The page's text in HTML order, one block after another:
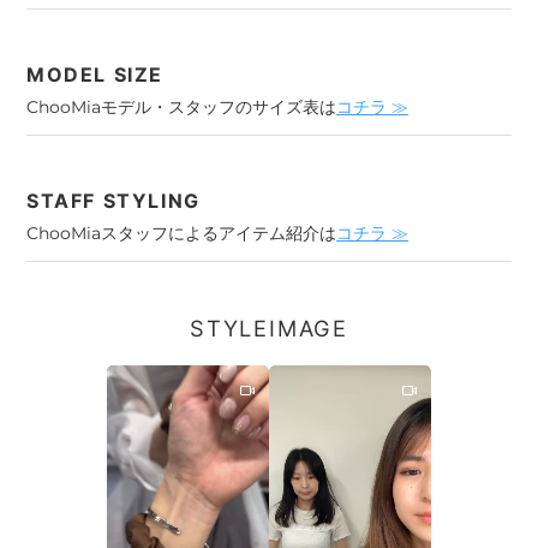
MODEL SIZE
ChooMiaモデル・スタッフのサイズ表はコチラ ≫
STAFF STYLING
ChooMiaスタッフによるアイテム紹介はコチラ ≫
STYLEIMAGE